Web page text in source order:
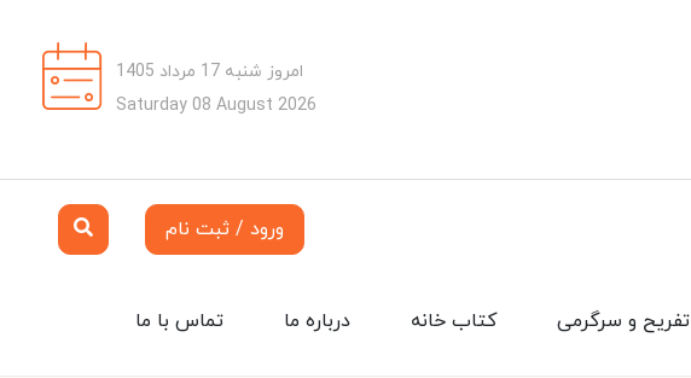
امروز شنبه 17 مرداد 1405
Saturday 08 August 2026
ورود / ثبت نام
تماس با ما درباره ما کتاب خانه تفریح و سرگرمی